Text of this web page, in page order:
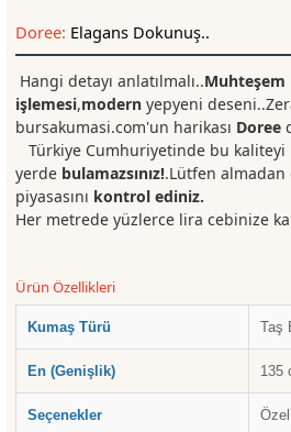
Doree: Elagans Dokunuş..
Hangi detayı anlatılmalı..Muhteşem
işlemesi,modern yepyeni
bursakumasi.com'un harikası Doree
Türkiye Cumhuriyetinde bu
yerde bulamazsınız!.Lütfen almadan
piyasasını kontrol ediniz.
Her metrede yüzlerce lira cebinize
Ürün Özellikleri
Kumaş Türü Taş
En (Genişlik) 135
Seçenekler